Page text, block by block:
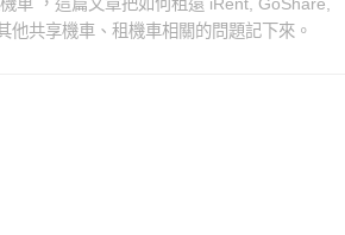
他共享機車、租機車相關的問題記下來。